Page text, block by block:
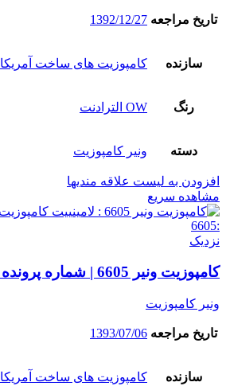
تاریخ مراجعه 1392/12/27
سازنده کامپوزیت های ساخت آمریکا
رنگ OW الترادنت
دسته ونیر کامپوزیت
افزودن به لیست علاقه مندیها
مشاهده سریع
نزدیک
کامپوزیت ونیر 6605 | شماره پرونده : 6605
ونیر کامپوزیت
تاریخ مراجعه 1393/07/06
سازنده کامپوزیت های ساخت آمریکا